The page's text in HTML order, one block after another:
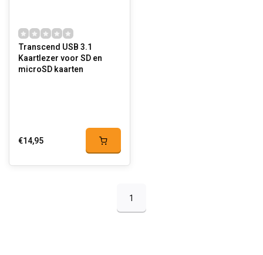
Transcend USB 3.1
Kaartlezer voor SD en
microSD kaarten
€14,95
1